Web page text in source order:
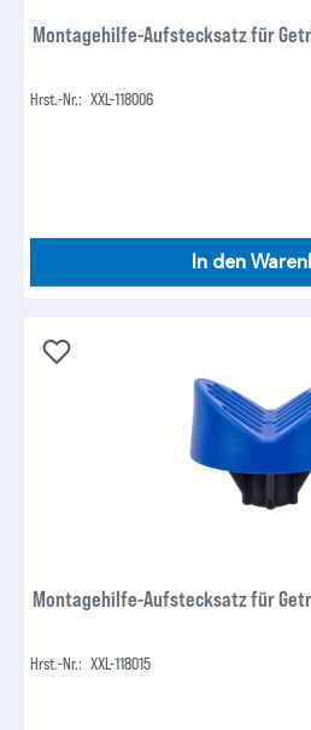
Montagehilfe-Aufstecksatz für
Hrst.-Nr.: XXL-118006
In den
Montagehilfe-Aufstecksatz für
Hrst.-Nr.: XXL-118015